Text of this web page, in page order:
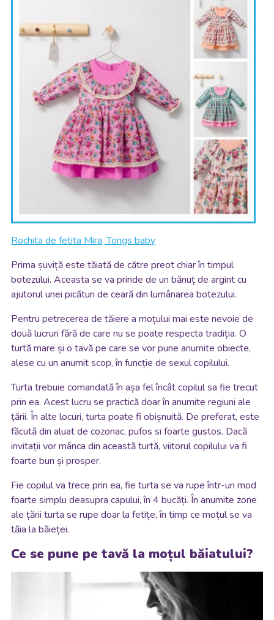
Rochita de fetita Mira, Tongs baby
Prima șuviță este tăiată de către preot chiar în timpul
botezului. Aceasta se va prinde de un bănuț de argint cu
ajutorul unei picături de ceară din lumânarea botezului.
Pentru petrecerea de tăiere a moțului mai este nevoie de
două lucruri fără de care nu se poate respecta tradiția. O
turtă mare și o tavă pe care se vor pune anumite obiecte,
alese cu un anumit scop, în funcție de sexul copilului.
Turta trebuie comandată în așa fel încât copilul sa fie trecut
prin ea. Acest lucru se practică doar în anumite regiuni ale
țării. În alte locuri, turta poate fi obișnuită. De preferat, este
făcută din aluat de cozonac, pufos si foarte gustos. Dacă
invitații vor mânca din această turtă, viitorul copilului va fi
foarte bun și prosper.
Fie copilul va trece prin ea, fie turta se va rupe într-un mod
foarte simplu deasupra capului, în 4 bucăți. În anumite zone
ale țării turta se rupe doar la fetițe, în timp ce moțul se va
tăia la băieței.
Ce se pune pe tavă la moțul băiatului?